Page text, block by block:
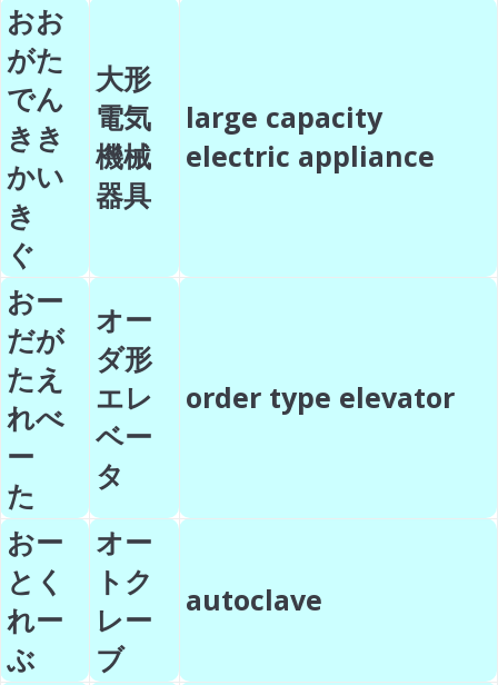
おお
がた
でん
きき
かい
き
ぐ
大形
電気
機械
器具
large capacity
electric appliance
おー
だが
たえ
れべ
ー
た
オー
ダ形
エレ
ベー
タ
order type elevator
おー
とく
れー
ぶ
オー
トク
レー
ブ
autoclave